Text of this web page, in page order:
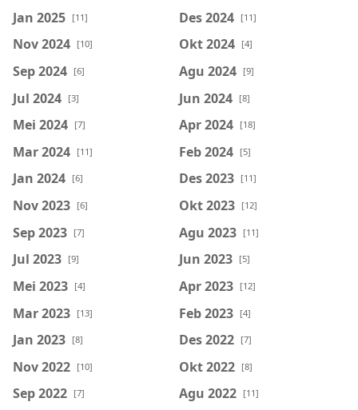
Jan 2025 [11] Des 2024 [11]
Nov 2024 [10] Okt 2024 [4]
Sep 2024 [6] Agu 2024 [9]
Jul 2024 [3] Jun 2024 [8]
Mei 2024 [7] Apr 2024 [18]
Mar 2024 [11] Feb 2024 [5]
Jan 2024 [6] Des 2023 [11]
Nov 2023 [6] Okt 2023 [12]
Sep 2023 [7] Agu 2023 [11]
Jul 2023 [9] Jun 2023 [5]
Mei 2023 [4] Apr 2023 [12]
Mar 2023 [13] Feb 2023 [4]
Jan 2023 [8] Des 2022 [7]
Nov 2022 [10] Okt 2022 [8]
Sep 2022 [7] Agu 2022 [11]